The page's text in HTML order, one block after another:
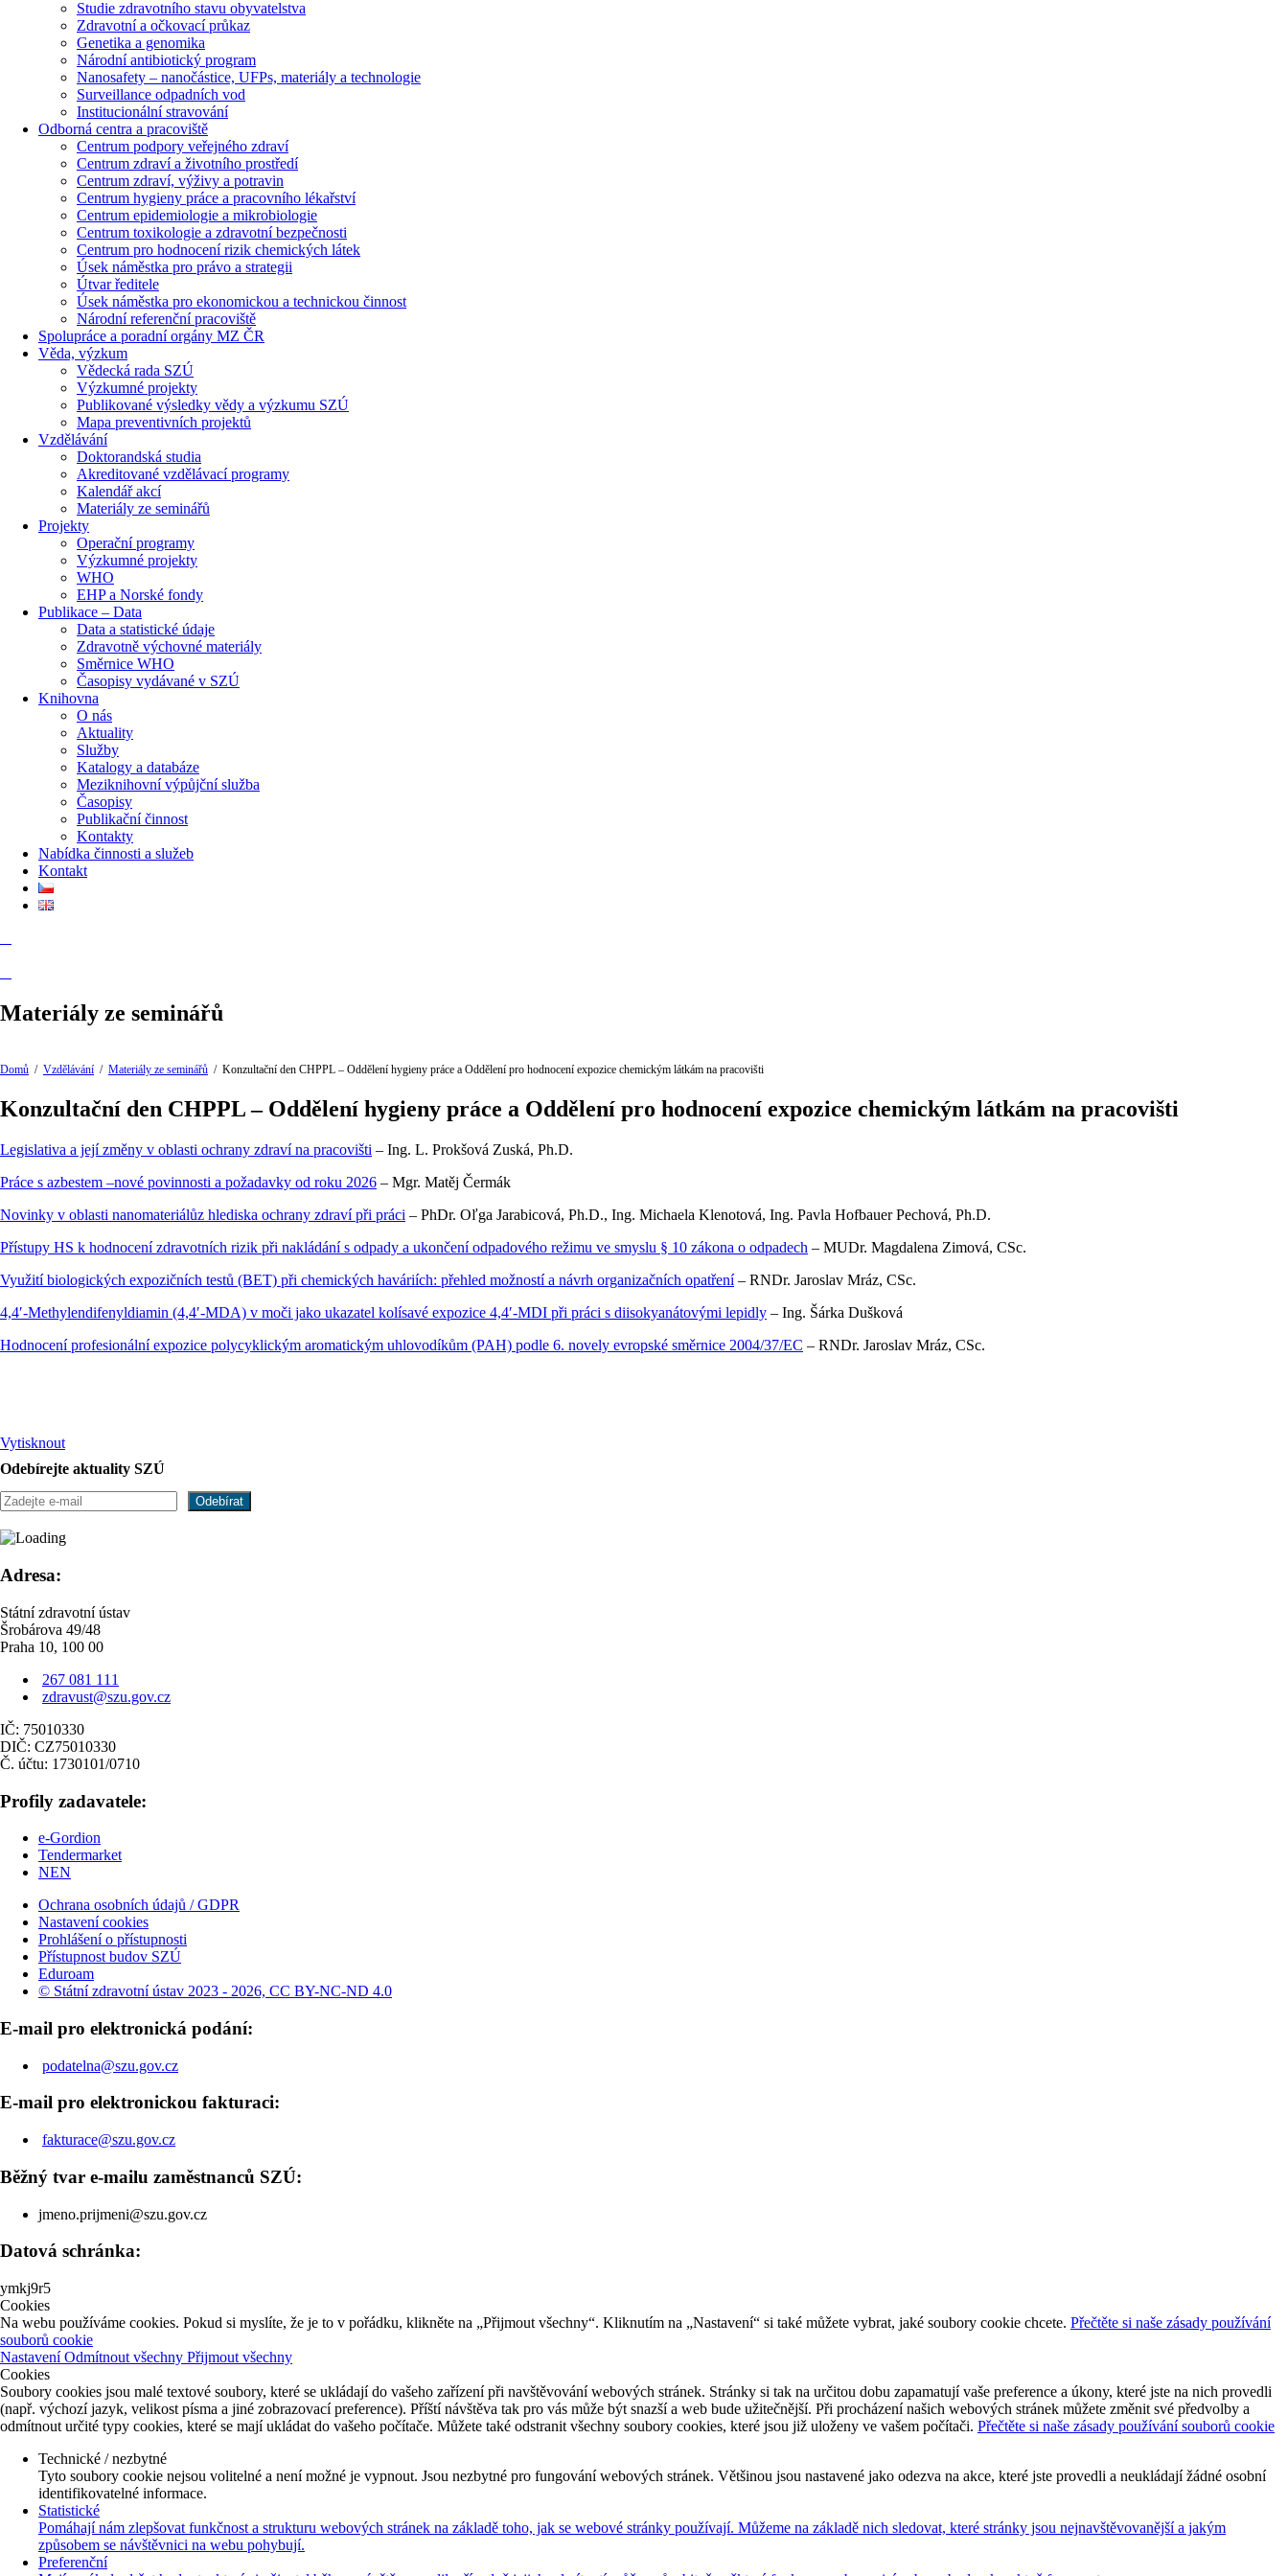
Studie zdravotního stavu obyvatelstva
Zdravotní a očkovací průkaz
Genetika a genomika
Národní antibiotický program
Nanosafety – nanočástice, UFPs, materiály a technologie
Surveillance odpadních vod
Institucionální stravování
Odborná centra a pracoviště
Centrum podpory veřejného zdraví
Centrum zdraví a životního prostředí
Centrum zdraví, výživy a potravin
Centrum hygieny práce a pracovního lékařství
Centrum epidemiologie a mikrobiologie
Centrum toxikologie a zdravotní bezpečnosti
Centrum pro hodnocení rizik chemických látek
Úsek náměstka pro právo a strategii
Útvar ředitele
Úsek náměstka pro ekonomickou a technickou činnost
Národní referenční pracoviště
Spolupráce a poradní orgány MZ ČR
Věda, výzkum
Vědecká rada SZÚ
Výzkumné projekty
Publikované výsledky vědy a výzkumu SZÚ
Mapa preventivních projektů
Vzdělávání
Doktorandská studia
Akreditované vzdělávací programy
Kalendář akcí
Materiály ze seminářů
Projekty
Operační programy
Výzkumné projekty
WHO
EHP a Norské fondy
Publikace – Data
Data a statistické údaje
Zdravotně výchovné materiály
Směrnice WHO
Časopisy vydávané v SZÚ
Knihovna
O nás
Aktuality
Služby
Katalogy a databáze
Meziknihovní výpůjční služba
Časopisy
Publikační činnost
Kontakty
Nabídka činnosti a služeb
Kontakt
Materiály ze seminářů
Domů / Vzdělávání / Materiály ze seminářů / Konzultační den CHPPL – Oddělení hygieny práce a Oddělení pro hodnocení expozice chemickým látkám na pracovišti
Konzultační den CHPPL – Oddělení hygieny práce a Oddělení pro hodnocení expozice chemickým látkám na pracovišti
Legislativa a její změny v oblasti ochrany zdraví na pracovišti – Ing. L. Prokšová Zuská, Ph.D.
Práce s azbestem –nové povinnosti a požadavky od roku 2026 – Mgr. Matěj Čermák
Novinky v oblasti nanomateriálůz hlediska ochrany zdraví při práci – PhDr. Oľga Jarabicová, Ph.D., Ing. Michaela Klenotová, Ing. Pavla Hofbauer Pechová, Ph.D.
Přístupy HS k hodnocení zdravotních rizik při nakládání s odpady a ukončení odpadového režimu ve smyslu § 10 zákona o odpadech – MUDr. Magdalena Zimová, CSc.
Využití biologických expozičních testů (BET) při chemických haváriích: přehled možností a návrh organizačních opatření– RNDr. Jaroslav Mráz, CSc.
4,4′-Methylendifenyldiamin (4,4′-MDA) v moči jako ukazatel kolísavé expozice 4,4′-MDI při práci s diisokyanátovými lepidly – Ing. Šárka Dušková
Hodnocení profesionální expozice polycyklickým aromatickým uhlovodíkům (PAH) podle 6. novely evropské směrnice 2004/37/EC – RNDr. Jaroslav Mráz, CSc.
Vytisknout
Odebírejte aktuality SZÚ
Adresa:
Státní zdravotní ústav
Šrobárova 49/48
Praha 10, 100 00
267 081 111
zdravust@szu.gov.cz
IČ: 75010330
DIČ: CZ75010330
Č. účtu: 1730101/0710
Profily zadavatele:
e-Gordion
Tendermarket
NEN
Ochrana osobních údajů / GDPR
Nastavení cookies
Prohlášení o přístupnosti
Přístupnost budov SZÚ
Eduroam
© Státní zdravotní ústav 2023 - 2026, CC BY-NC-ND 4.0
E-mail pro elektronická podání:
podatelna@szu.gov.cz
E-mail pro elektronickou fakturaci:
fakturace@szu.gov.cz
Běžný tvar e-mailu zaměstnanců SZÚ:
jmeno.prijmeni@szu.gov.cz
Datová schránka:
ymkj9r5
Cookies
Na webu používáme cookies. Pokud si myslíte, že je to v pořádku, klikněte na „Přijmout všechny“. Kliknutím na „Nastavení“ si také můžete vybrat, jaké soubory cookie chcete. Přečtěte si naše zásady používání
souborů cookie
NastaveníOdmítnout všechny Přijmout všechny
Cookies
Soubory cookies jsou malé textové soubory, které se ukládají do vašeho zařízení při navštěvování webových stránek. Stránky si tak na určitou dobu zapamatují vaše preference a úkony, které jste na nich provedli
(např. výchozí jazyk, velikost písma a jiné zobrazovací preference). Příští návštěva tak pro vás může být snazší a web bude užitečnější. Při procházení našich webových stránek můžete změnit své předvolby a
odmítnout určité typy cookies, které se mají ukládat do vašeho počítače. Můžete také odstranit všechny soubory cookies, které jsou již uloženy ve vašem počítači. Přečtěte si naše zásady používání souborů cookie
Technické / nezbytné
Tyto soubory cookie nejsou volitelné a není možné je vypnout. Jsou nezbytné pro fungování webových stránek. Většinou jsou nastavené jako odezva na akce, které jste provedli a neukládají žádné osobní
identifikovatelné informace.
Statistické
Pomáhají nám zlepšovat funkčnost a strukturu webových stránek na základě toho, jak se webové stránky používají. Můžeme na základě nich sledovat, které stránky jsou nejnavštěvovanější a jakým
způsobem se návštěvnici na webu pohybují.
Preferenční